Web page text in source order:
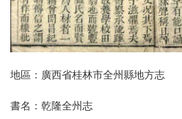
地區：廣西省桂林市全州縣地方志
書名：乾隆全州志